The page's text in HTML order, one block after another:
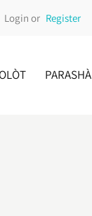
Login or Register
PARASHÀ